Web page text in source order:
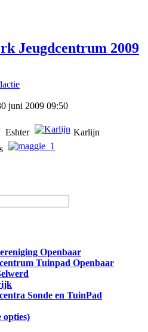
Jeugdcentrum 2009
juni 2009 09:50
Eshter
Karlijn
Openbaar
Tuinpad Openbaar
Sonde en TuinPad
opties)